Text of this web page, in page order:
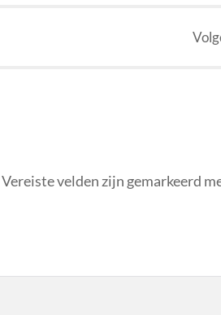
Vereiste velden zijn gemarkeerd